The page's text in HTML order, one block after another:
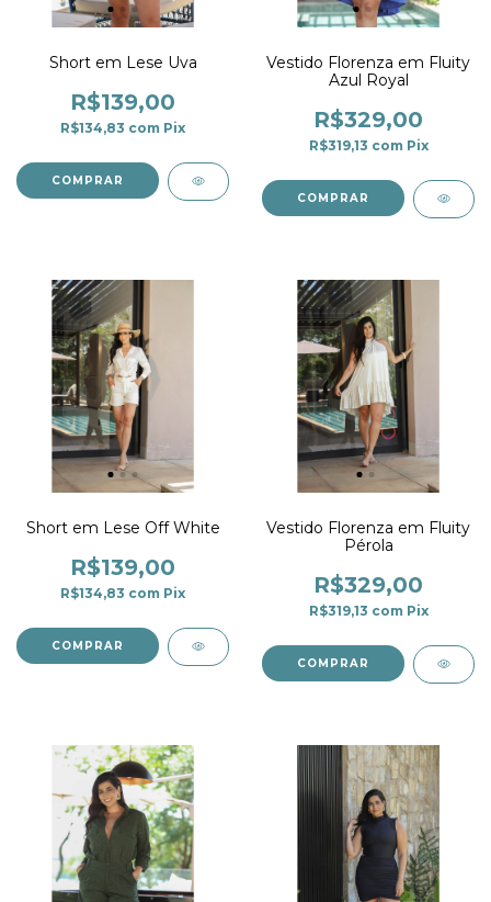
Short em Lese Uva
R$139,00
R$134,83 com Pix
COMPRAR
Vestido Florenza em Fluity
Azul Royal
R$329,00
R$319,13 com Pix
COMPRAR
Short em Lese Off White
R$139,00
R$134,83 com Pix
COMPRAR
Vestido Florenza em Fluity
Pérola
R$329,00
R$319,13 com Pix
COMPRAR